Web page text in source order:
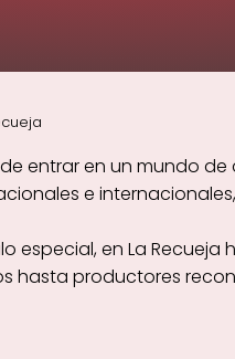
entrar en un mundo
e
especial, en La
hasta productores